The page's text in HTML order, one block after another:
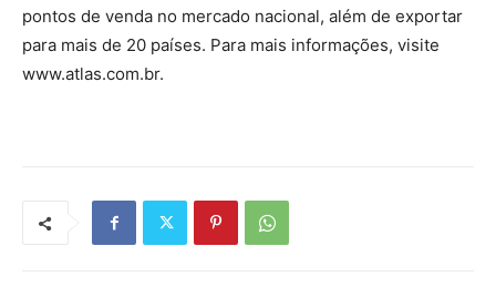
pontos de venda no mercado nacional, além de exportar
para mais de 20 países. Para mais informações, visite
www.atlas.com.br.